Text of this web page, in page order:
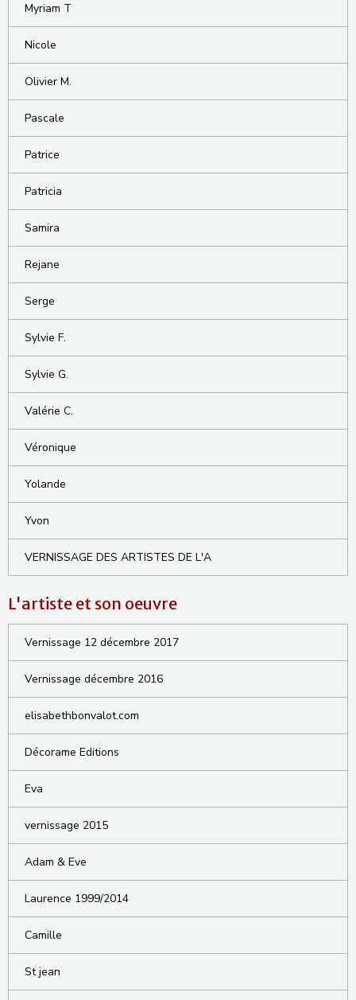
Myriam T
Nicole
Olivier M.
Pascale
Patrice
Patricia
Samira
Rejane
Serge
Sylvie F.
Sylvie G.
Valérie C.
Véronique
Yolande
Yvon
VERNISSAGE DES ARTISTES DE L'A
L'artiste et son oeuvre
Vernissage 12 décembre 2017
Vernissage décembre 2016
elisabethbonvalot.com
Décorame Editions
Eva
vernissage 2015
Adam & Eve
Laurence 1999/2014
Camille
St jean